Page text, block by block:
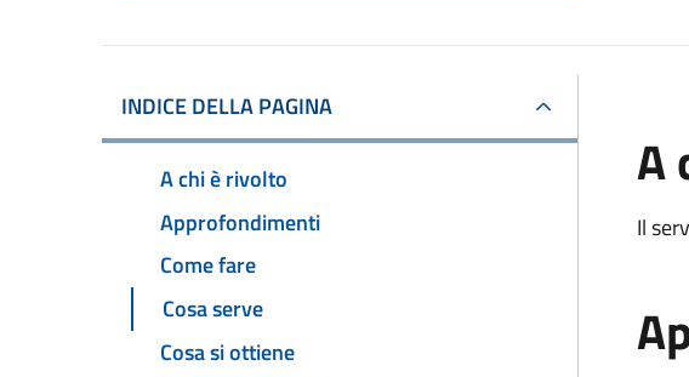
INDICE DELLA PAGINA
A chi è rivolto
Approfondimenti
Come fare
Cosa serve
Cosa si ottiene
A
Il